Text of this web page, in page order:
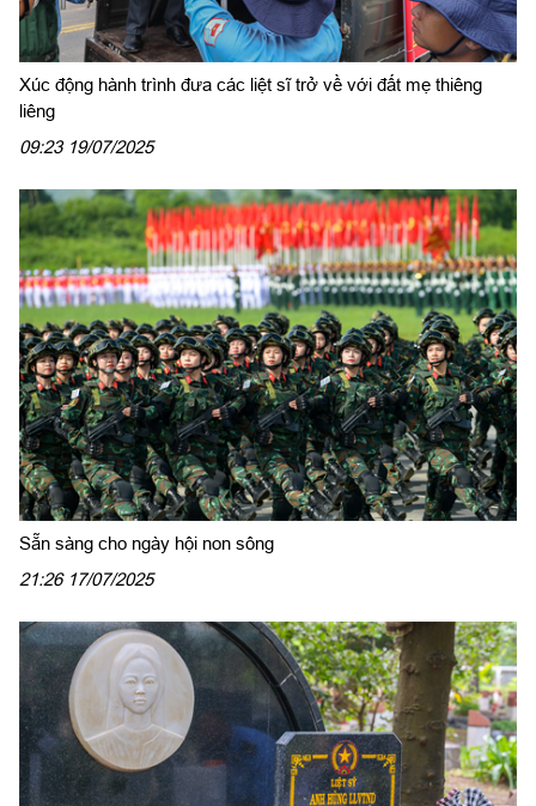
Xúc động hành trình đưa các liệt sĩ trở về với đất mẹ thiêng
liêng
09:23 19/07/2025
Sẵn sàng cho ngày hội non sông
21:26 17/07/2025